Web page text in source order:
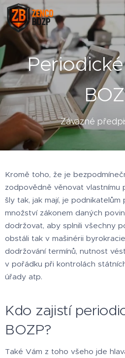
Závazné
Kromě toho, že je
zodpovědně věnovat vlastnímu
šly tak, jak mají, je podnikatelům
množství zákonem daných
dodržovat, aby splnili všechny
obstáli tak v mašinérii
dodržování termínů, nutnost
v pořádku při kontrolách
úřady atp.
Kdo zajistí
BOZP?
Také Vám z toho všeho jde